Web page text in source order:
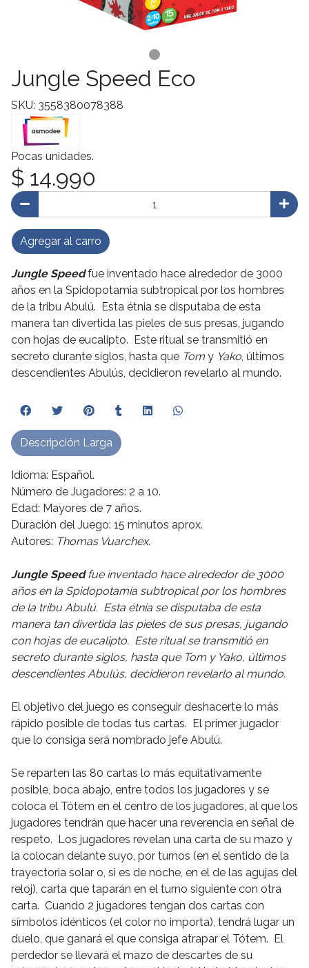
Jungle Speed Eco
SKU: 3558380078388
Pocas unidades.
$ 14.990
Agregar al carro
Jungle Speedfue inventado hace alrededor de 3000
años en la Spidopotamia subtropical por los hombres
de la tribu Abulú. Esta étnia se disputaba de esta
manera tan divertida las pieles de sus presas, jugando
con hojas de eucalipto. Este ritual se transmitió en
secreto durante siglos, hasta que Tom y Yako, últimos
descendientes Abulús, decidieron revelarlo al mundo.
Idioma: Español.
Número de Jugadores: 2 a 10.
Edad: Mayores de 7 años.
Duración del Juego: 15 minutos aprox.
Autores: Thomas Vuarchex.
Jungle Speedfue inventado hace alrededor de 3000
años en la Spidopotamia subtropical por los hombres
de la tribu Abulú. Esta étnia se disputaba de esta
manera tan divertida las pieles de sus presas, jugando
con hojas de eucalipto. Este ritual se transmitió en
secreto durante siglos, hasta que Tom y Yako, últimos
descendientes Abulús, decidieron revelarlo al mundo.
El objetivo del juego es conseguir deshacerte lo más
rápido posible de todas tus cartas. El primer jugador
que lo consiga será nombrado jefe Abulú.
Se reparten las 80 cartas lo más equitativamente
posible, boca abajo, entre todos los jugadores y se
coloca el Tótem en el centro de los jugadores, al que los
jugadores tendrán que hacer una reverencia en señal de
respeto. Los jugadores revelan una carta de su mazo y
la colocan delante suyo, por turnos (en el sentido de la
trayectoria solar o, si es de noche, en el de las agujas del
reloj), carta que taparán en el turno siguiente con otra
carta. Cuando 2 jugadores tengan dos cartas con
símbolos idénticos (el color no importa), tendrá lugar un
duelo, que ganará el que consiga atrapar el Tótem. El
perdedor se llevará el mazo de descartes de su
Descripción Larga